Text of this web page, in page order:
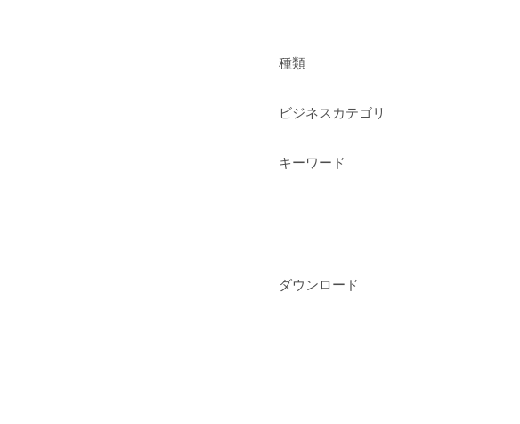
種類
ビジネスカテゴリ
キーワード
ダウンロード